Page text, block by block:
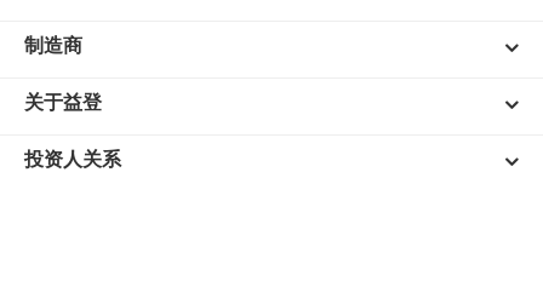
制造商
关于益登
投资人关系